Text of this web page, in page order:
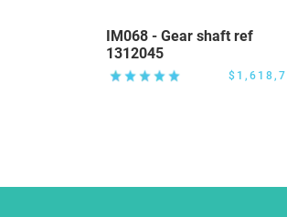
IM068 - Gear shaft ref
1312045